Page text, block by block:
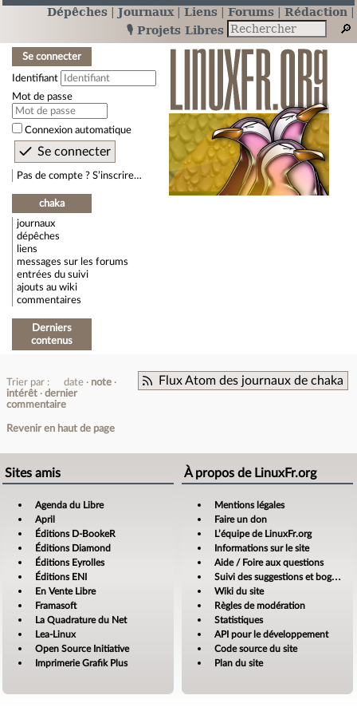
Dépêches Journaux Liens Forums
Rédaction
🎙️ Projets Libres
Se connecter
Identifiant
Mot de passe
Connexion automatique
Pas de compte ? S’inscrire…
chaka
journaux
dépêches
liens
messages sur les forums
entrées du suivi
ajouts au wiki
commentaires
Derniers
contenus
Flux Atom des journaux de chaka
Trier par : date
note
intérêt
dernier
commentaire
Revenir en haut de page
Sites amis
Agenda du Libre
April
Éditions D-BookeR
Éditions Diamond
Éditions Eyrolles
Éditions ENI
En Vente Libre
Framasoft
La Quadrature du Net
Lea-Linux
Open Source Initiative
Imprimerie Grafik Plus
À propos de LinuxFr.org
Mentions légales
Faire un don
L’équipe de LinuxFr.org
Informations sur le site
Aide / Foire aux questions
Suivi des suggestions et bogues
Wiki du site
Règles de modération
Statistiques
API pour le développement
Code source du site
Plan du site